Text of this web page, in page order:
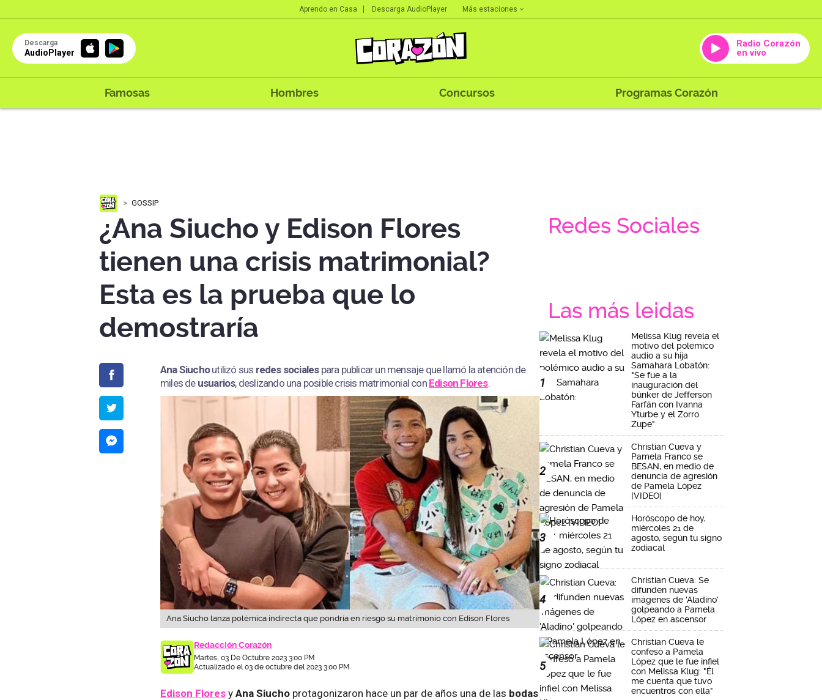
Aprendo en Casa Descarga AudioPlayer Más estaciones
Descarga
AudioPlayer
Radio Corazón
en vivo
Famosas Hombres Concursos Programas Corazón
GOSSIP
¿Ana Siucho y Edison Flores
tienen una crisis matrimonial?
Esta es la prueba que lo
demostraría
Ana Siuchoutilizó sus redes socialespara publicar un mensaje que llamó la atención de
miles de usuarios, deslizando una posible crisis matrimonial con Edison Flores.
Ana Siucho lanza polémica indirecta que pondría en riesgo su matrimonio con Edison Flores
Redacción Corazón
Martes, 03 De Octubre 2023 3:00 PM
Actualizado el 03 de octubre del 2023 3:00 PM
Edison Flores y Ana Siucho protagonizaron hace un par de años una de las bodas
Redes Sociales
Las más leidas
1
Melissa Klug revela el
motivo del polémico
audio a su hija
Samahara Lobatón:
"Se fue a la
inauguración del
búnker de Jefferson
Farfán con Ivanna
Yturbe y el Zorro
Zupe"
2
Christian Cueva y
Pamela Franco se
BESAN, en medio de
denuncia de agresión
de Pamela López
[VIDEO]
3
Horóscopo de hoy,
miércoles 21 de
agosto, según tu signo
zodiacal
4
Christian Cueva: Se
difunden nuevas
imágenes de 'Aladino'
golpeando a Pamela
López en ascensor
5
Christian Cueva le
confesó a Pamela
López que le fue infiel
con Melissa Klug: "Él
me cuenta que tuvo
encuentros con ella"